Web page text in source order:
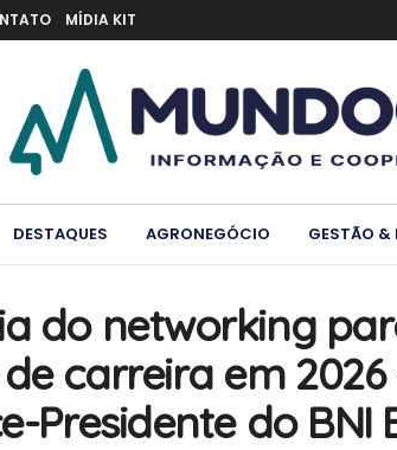
MÍDIA KIT
DESTAQUES AGRONEGÓCIO GESTÃO &
do networking
carreira em 2026
Presidente do BNI